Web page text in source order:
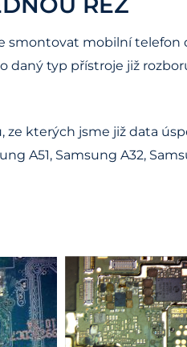
smontovat mobilní
daný typ přístroje již
kterých jsme již data
A51, Samsung A32,